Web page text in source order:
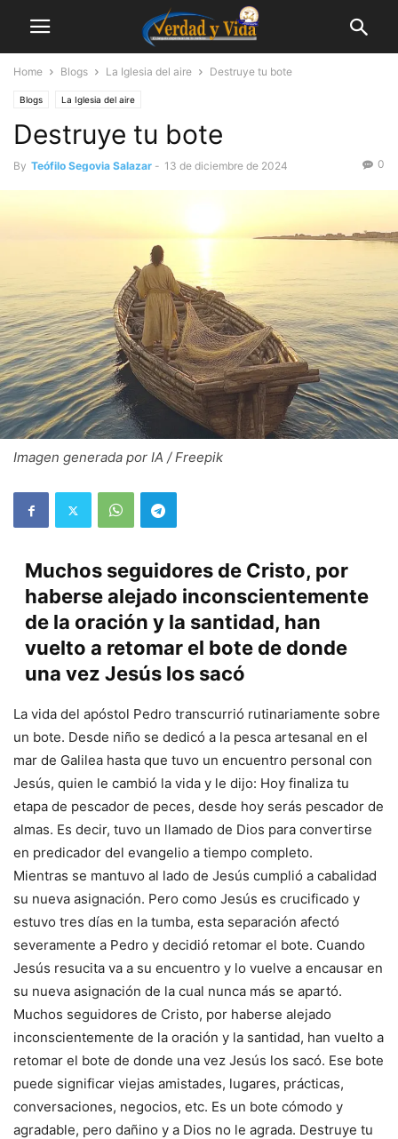
Home Blogs La Iglesia del aire Destruye tu bote
Blogs La Iglesia del aire
Destruye tu bote
By Teófilo Segovia Salazar - 13 de diciembre de 2024 0
Imagen generada por IA / Freepik
Muchos seguidores de Cristo, por
haberse alejado inconscientemente
de la oración y la santidad, han
vuelto a retomar el bote de donde
una vez Jesús los sacó
La vida del apóstol Pedro transcurrió rutinariamente sobre
un bote. Desde niño se dedicó a la pesca artesanal en el
mar de Galilea hasta que tuvo un encuentro personal con
Jesús, quien le cambió la vida y le dijo: Hoy finaliza tu
etapa de pescador de peces, desde hoy serás pescador de
almas. Es decir, tuvo un llamado de Dios para convertirse
en predicador del evangelio a tiempo completo.
Mientras se mantuvo al lado de Jesús cumplió a cabalidad
su nueva asignación. Pero como Jesús es crucificado y
estuvo tres días en la tumba, esta separación afectó
severamente a Pedro y decidió retomar el bote. Cuando
Jesús resucita va a su encuentro y lo vuelve a encausar en
su nueva asignación de la cual nunca más se apartó.
Muchos seguidores de Cristo, por haberse alejado
inconscientemente de la oración y la santidad, han vuelto a
retomar el bote de donde una vez Jesús los sacó. Ese bote
puede significar viejas amistades, lugares, prácticas,
conversaciones, negocios, etc. Es un bote cómodo y
agradable, pero dañino y a Dios no le agrada. Destruye tu